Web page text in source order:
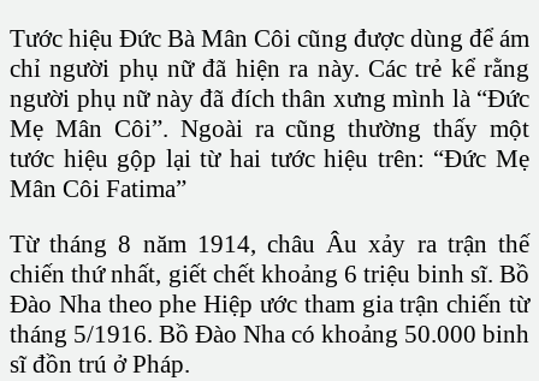
Tước hiệu Đức Bà Mân Côi cũng được dùng để ám
chỉ người phụ nữ đã hiện ra này. Các trẻ kể rằng
người phụ nữ này đã đích thân xưng mình là “Đức
Mẹ Mân Côi”. Ngoài ra cũng thường thấy một
tước hiệu gộp lại từ hai tước hiệu trên: “Đức Mẹ
Mân Côi Fatima”
Từ tháng 8 năm 1914,châu Âu xảy ra trậnthế
chiến thứ nhất, giết chết khoảng 6 triệu binh sĩ.Bồ
Đào Nhatheophe Hiệp ước tham gia trận chiến từ
tháng 5/1916. Bồ Đào Nha có khoảng 50.000 binh
sĩ đồn trú ởPháp.